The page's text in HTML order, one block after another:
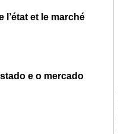
l’état et le marché
e o mercado